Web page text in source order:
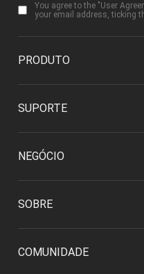
You agree to the "User
your email address, ticking
PRODUTO
SUPORTE
NEGÓCIO
SOBRE
COMUNIDADE